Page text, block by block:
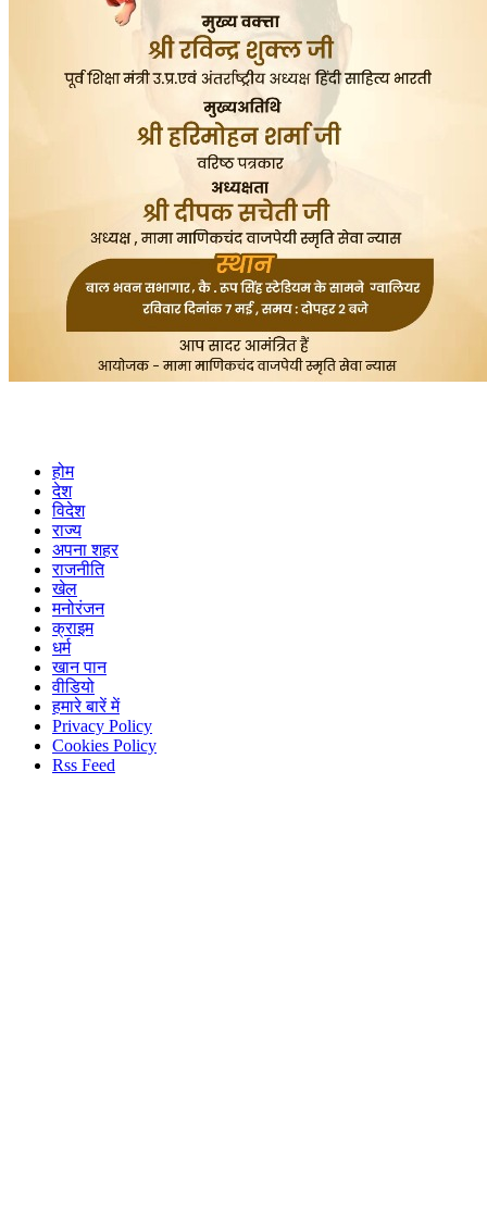
होम
देश
विदेश
राज्य
अपना शहर
राजनीति
खेल
मनोरंजन
क्राइम
धर्म
खान पान
वीडियो
हमारे बारें में
Privacy Policy
Cookies Policy
Rss Feed